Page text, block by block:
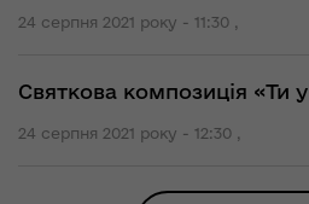
24 серпня 2021 року - 11:30 ,
Святкова композиція «Ти
24 серпня 2021 року - 12:30 ,